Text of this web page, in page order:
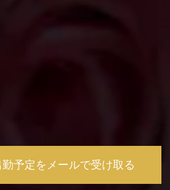
勤予定をメールで受け取る